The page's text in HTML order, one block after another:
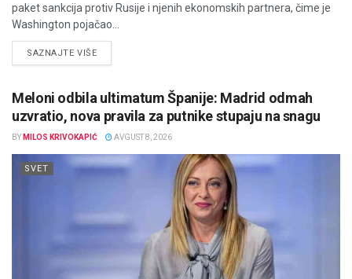
paket sankcija protiv Rusije i njenih ekonomskih partnera, čime je
Washington pojačao...
SAZNAJTE VIŠEDETAILS
Meloni odbila ultimatum Španije: Madrid odmah
uzvratio, nova pravila za putnike stupaju na snagu
BY MILOS KRIVOKAPIĆ AVGUST 8, 2026
SVET